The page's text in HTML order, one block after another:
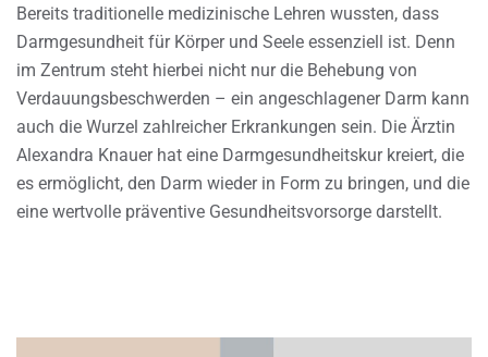
Bereits traditionelle medizinische Lehren wussten, dass
Darmgesundheit für Körper und Seele essenziell ist. Denn
im Zentrum steht hierbei nicht nur die Behebung von
Verdauungsbeschwerden – ein angeschlagener Darm kann
auch die Wurzel zahlreicher Erkrankungen sein. Die Ärztin
Alexandra Knauer hat eine Darmgesundheitskur kreiert, die
es ermöglicht, den Darm wieder in Form zu bringen, und die
eine wertvolle präventive Gesundheitsvorsorge darstellt.